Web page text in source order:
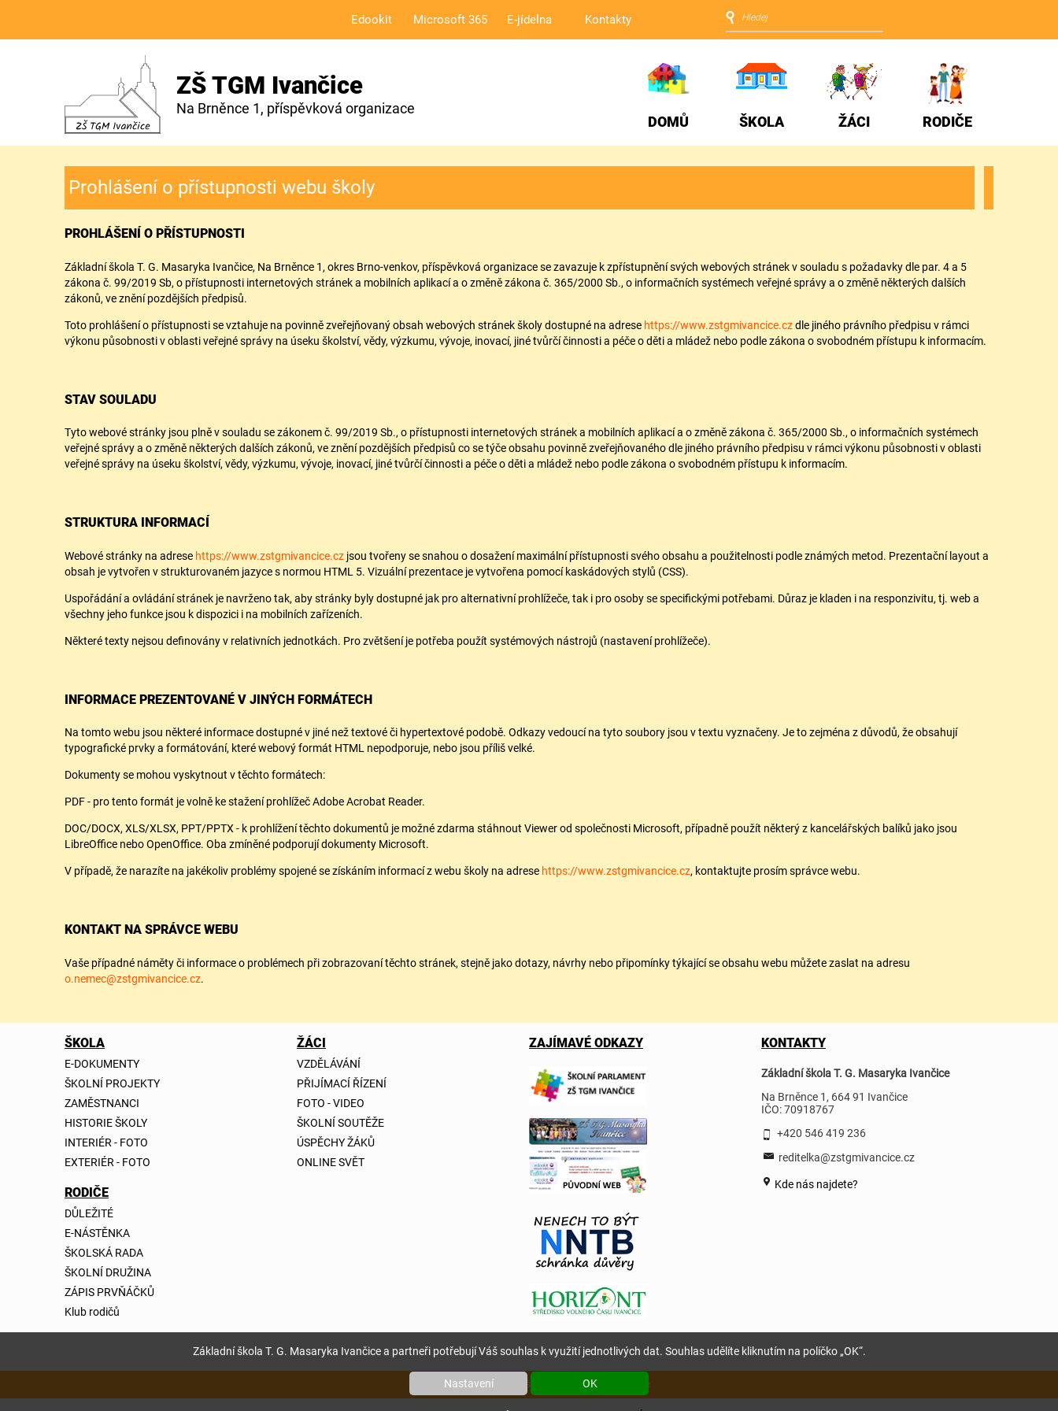
Základní škola T. G. Masaryka Ivančice a partneři potřebují Váš souhlas k využití jednotlivých dat. Souhlas udělíte kliknutím na políčko „OK“.
Nastavení OK
Edookit Microsoft 365 E-jídelna Kontakty
ZŠ TGM Ivančice
Na Brněnce 1, příspěvková organizace
DOMŮ
ŠKOLA ŽÁCI RODIČE
Prohlášení o přístupnosti webu školy
PROHLÁŠENÍ O PŘÍSTUPNOSTI
Základní škola T. G. Masaryka Ivančice, Na Brněnce 1, okres Brno-venkov, příspěvková organizace se zavazuje k zpřístupnění svých webových stránek v souladu s požadavky dle par. 4 a 5
zákona č. 99/2019 Sb, o přístupnosti internetových stránek a mobilních aplikací a o změně zákona č. 365/2000 Sb., o informačních systémech veřejné správy a o změně některých dalších
zákonů, ve znění pozdějších předpisů.
Toto prohlášení o přístupnosti se vztahuje na povinně zveřejňovaný obsah webových stránek školy dostupné na adrese https://www.zstgmivancice.czdle jiného právního předpisu v rámci
výkonu působnosti v oblasti veřejné správy na úseku školství, vědy, výzkumu, vývoje, inovací, jiné tvůrčí činnosti a péče o děti a mládež nebo podle zákona o svobodném přístupu k informacím.
STAV SOULADU
Tyto webové stránky jsou plně v souladu se zákonem č. 99/2019 Sb., o přístupnosti internetových stránek a mobilních aplikací a o změně zákona č. 365/2000 Sb., o informačních systémech
veřejné správy a o změně některých dalších zákonů, ve znění pozdějších předpisů co se týče obsahu povinně zveřejňovaného dle jiného právního předpisu v rámci výkonu působnosti v oblasti
veřejné správy na úseku školství, vědy, výzkumu, vývoje, inovací, jiné tvůrčí činnosti a péče o děti a mládež nebo podle zákona o svobodném přístupu k informacím.
STRUKTURA INFORMACÍ
Webové stránky na adrese https://www.zstgmivancice.cz jsou tvořeny se snahou o dosažení maximální přístupnosti svého obsahu a použitelnosti podle známých metod. Prezentační layout a
obsah je vytvořen v strukturovaném jazyce s normou HTML 5. Vizuální prezentace je vytvořena pomocí kaskádových stylů (CSS).
Uspořádání a ovládání stránek je navrženo tak, aby stránky byly dostupné jak pro alternativní prohlížeče, tak i pro osoby se specifickými potřebami. Důraz je kladen i na responzivitu, tj. web a
všechny jeho funkce jsou k dispozici i na mobilních zařízeních.
Některé texty nejsou definovány v relativních jednotkách. Pro zvětšení je potřeba použít systémových nástrojů (nastavení prohlížeče).
INFORMACE PREZENTOVANÉ V JINÝCH FORMÁTECH
Na tomto webu jsou některé informace dostupné v jiné než textové či hypertextové podobě. Odkazy vedoucí na tyto soubory jsou v textu vyznačeny. Je to zejména z důvodů, že obsahují
typografické prvky a formátování, které webový formát HTML nepodporuje, nebo jsou příliš velké.
Dokumenty se mohou vyskytnout v těchto formátech:
PDF - pro tento formát je volně ke stažení prohlížeč Adobe Acrobat Reader.
DOC/DOCX, XLS/XLSX, PPT/PPTX - k prohlížení těchto dokumentů je možné zdarma stáhnout Viewer od společnosti Microsoft, případně použít některý z kancelářských balíků jako jsou
LibreOffice nebo OpenOffice. Oba zmíněné podporují dokumenty Microsoft.
V případě, že narazíte na jakékoliv problémy spojené se získáním informací z webu školy na adrese https://www.zstgmivancice.cz, kontaktujte prosím správce webu.
KONTAKT NA SPRÁVCE WEBU
Vaše případné náměty či informace o problémech při zobrazovaní těchto stránek, stejně jako dotazy, návrhy nebo připomínky týkající se obsahu webu můžete zaslat na adresu
o.nemec@zstgmivancice.cz.
ŠKOLA
E-DOKUMENTY
ŠKOLNÍ PROJEKTY
ZAMĚSTNANCI
HISTORIE ŠKOLY
INTERIÉR - FOTO
EXTERIÉR - FOTO
ŽÁCI
VZDĚLÁVÁNÍ
PŘIJÍMACÍ ŘÍZENÍ
FOTO - VIDEO
ŠKOLNÍ SOUTĚŽE
ÚSPĚCHY ŽÁKŮ
ONLINE SVĚT
RODIČE
DŮLEŽITÉ
E-NÁSTĚNKA
ŠKOLSKÁ RADA
ŠKOLNÍ DRUŽINA
ZÁPIS PRVŇÁČKŮ
Klub rodičů
ZAJÍMAVÉ ODKAZY KONTAKTY
Základní škola T. G. Masaryka Ivančice
Na Brněnce 1, 664 91 Ivančice
IČO: 70918767
+420 546 419 236
reditelka@zstgmivancice.cz
Kde nás najdete?
Copyright © 2026 Základní škola T. G. Masaryka Ivančice